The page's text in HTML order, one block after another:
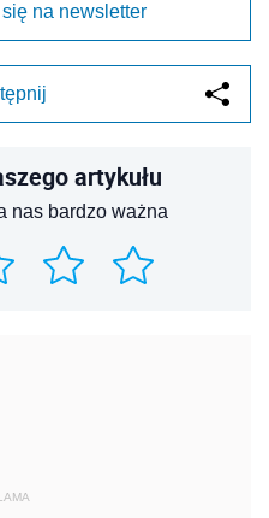
na newsletter
artykułu
nas bardzo ważna